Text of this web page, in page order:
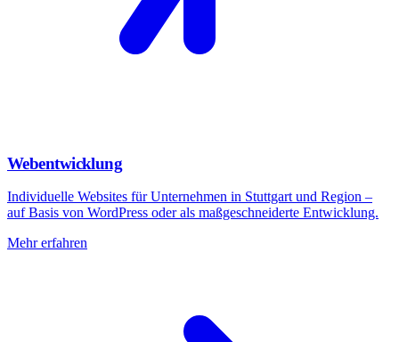
Webentwicklung
Individuelle Websites für Unternehmen in Stuttgart und Region –
auf Basis von WordPress oder als maßgeschneiderte Entwicklung.
Mehr erfahren